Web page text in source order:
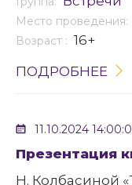
Место проведения:
Возраст : 16+
ПОДРОБНЕЕ
11.10.2024
Презентация
Н. Колбасиной